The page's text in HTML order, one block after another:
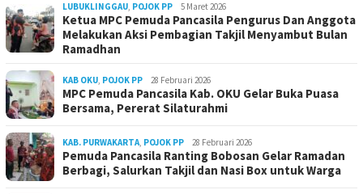
LUBUKLINGGAU, POJOK PP 5 Maret 2026
Ketua MPC Pemuda Pancasila Pengurus Dan Anggota
Melakukan Aksi Pembagian Takjil Menyambut Bulan
Ramadhan
KAB OKU, POJOK PP 28 Februari 2026
MPC Pemuda Pancasila Kab. OKU Gelar Buka Puasa
Bersama, Pererat Silaturahmi
KAB. PURWAKARTA, POJOK PP 28 Februari 2026
Pemuda Pancasila Ranting Bobosan Gelar Ramadan
Berbagi, Salurkan Takjil dan Nasi Box untuk Warga